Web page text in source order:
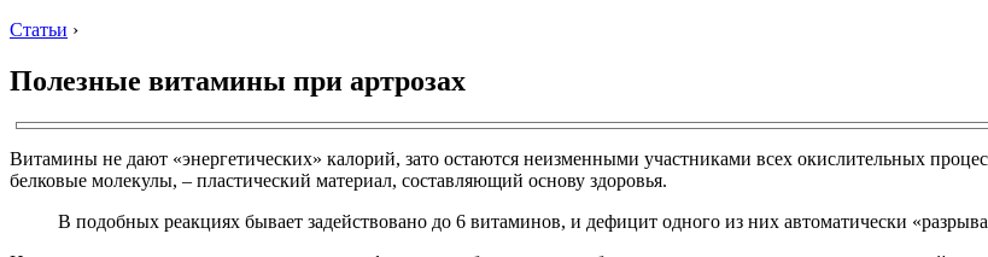
Статьи ›
Полезные витамины при артрозах
Витамины не дают «энергетических» калорий, зато остаются неизменными участниками всех окислительных
белковые молекулы, – пластический материал, составляющий основу здоровья.
В подобных реакциях бывает задействовано до 6 витаминов, и дефицит одного из них автоматически